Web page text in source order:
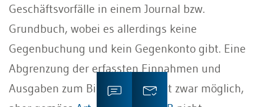
Geschäftsvorfälle in einem Journal bzw.
Grundbuch, wobei es allerdings keine
Gegenbuchung und kein Gegenkonto gibt. Eine
Abgrenzung der erfassten Einnahmen und
Ausgaben zum Bilanzstichtag ist zwar möglich,